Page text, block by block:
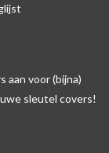
met het
aan voor (bijna)
sleutel covers!